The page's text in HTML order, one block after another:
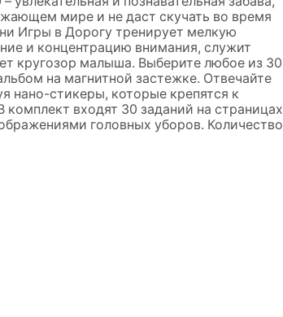
мире и не даст скучать во время
Игры в Дорогу тренирует мелкую
и концентрацию внимания, служит
кругозор малыша. Выберите любое из 30
на магнитной застежке. Отвечайте
нано-стикеры, которые крепятся к
входят 30 заданий на страницах
головных уборов. Количество